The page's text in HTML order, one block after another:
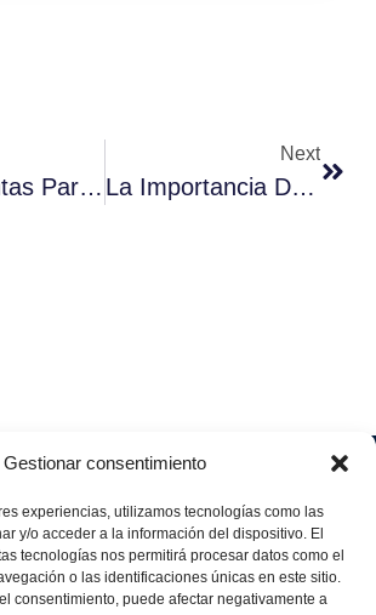
Gestionar consentimiento
experiencias, utilizamos tecnologías como las
y/o acceder a la información del dispositivo. El
tecnologías nos permitirá procesar datos como el
o las identificaciones únicas en este sitio.
consentimiento, puede afectar negativamente a
Herramientas Para La Eficiencia Industrial Con OEE
Next
La Importancia De Una Estrategia ABM En 3 Claves
Soluciones
Data
Industria
4.0
Industrial
Retail
Health &
Services
Quiénes
Únete
a
aggity
Contacto